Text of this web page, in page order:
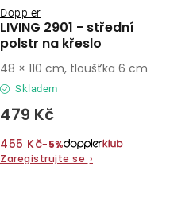
LIVING 2901 - střední
polstr na křeslo
Doppler
Skladem
479 Kč
455 Kč−5%
Zaregistrujte se ›
48 × 110 cm, tloušťka 6 cm